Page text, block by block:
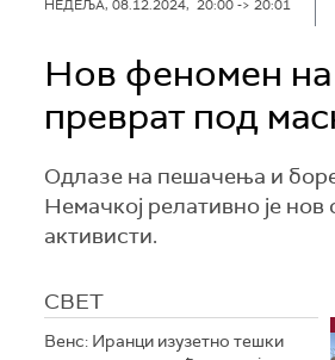
НЕДЕЉА, 08.12.2024, 20:00 -> 20:01
Нов феномен на
преврат под
Одлазе на пешачења и
Немачкој релативно је
активисти.
СВЕТ
Венс: Иранци изузетно тешки